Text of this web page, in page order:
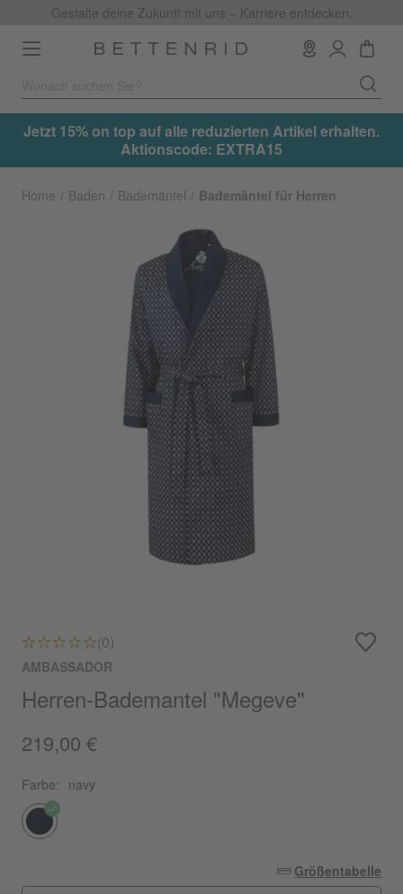
Gestalte deine Zukunft mit uns – Karriere entdecken.
Toggle
navigation
Jetzt 15% on top auf alle reduzierten Artikel erhalten.
Aktionscode: EXTRA15
Home Baden Bademäntel Bademäntel für Herren
(0)
AMBASSADOR
Herren-Bademantel "Megeve"
219,00 €
Farbe: navy
Größentabelle